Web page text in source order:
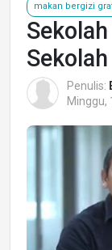
makan bergizi
Sekolah
Penulis:
Minggu,